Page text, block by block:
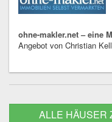
ohne-makler.net – eine
Angebot von Christian
ALLE HÄUSER